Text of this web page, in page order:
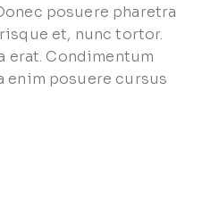
posuere pharetra
et, nunc tortor.
erat. Condimentum
enim posuere cursus